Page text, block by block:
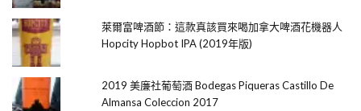
萊爾富啤酒節：這款真該買來喝加拿大啤酒花機器人
Hopcity Hopbot IPA (2019年版)
2019 美廉社葡萄酒 Bodegas Piqueras Castillo De
Almansa Coleccion 2017